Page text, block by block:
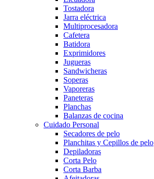
Tostadora
Jarra eléctrica
Multiprocesadora
Cafetera
Batidora
Exprimidores
Jugueras
Sandwicheras
Soperas
Vaporeras
Paneteras
Planchas
Balanzas de cocina
Cuidado Personal
Secadores de pelo
Planchitas y Cepillos de pelo
Depiladoras
Corta Pelo
Corta Barba